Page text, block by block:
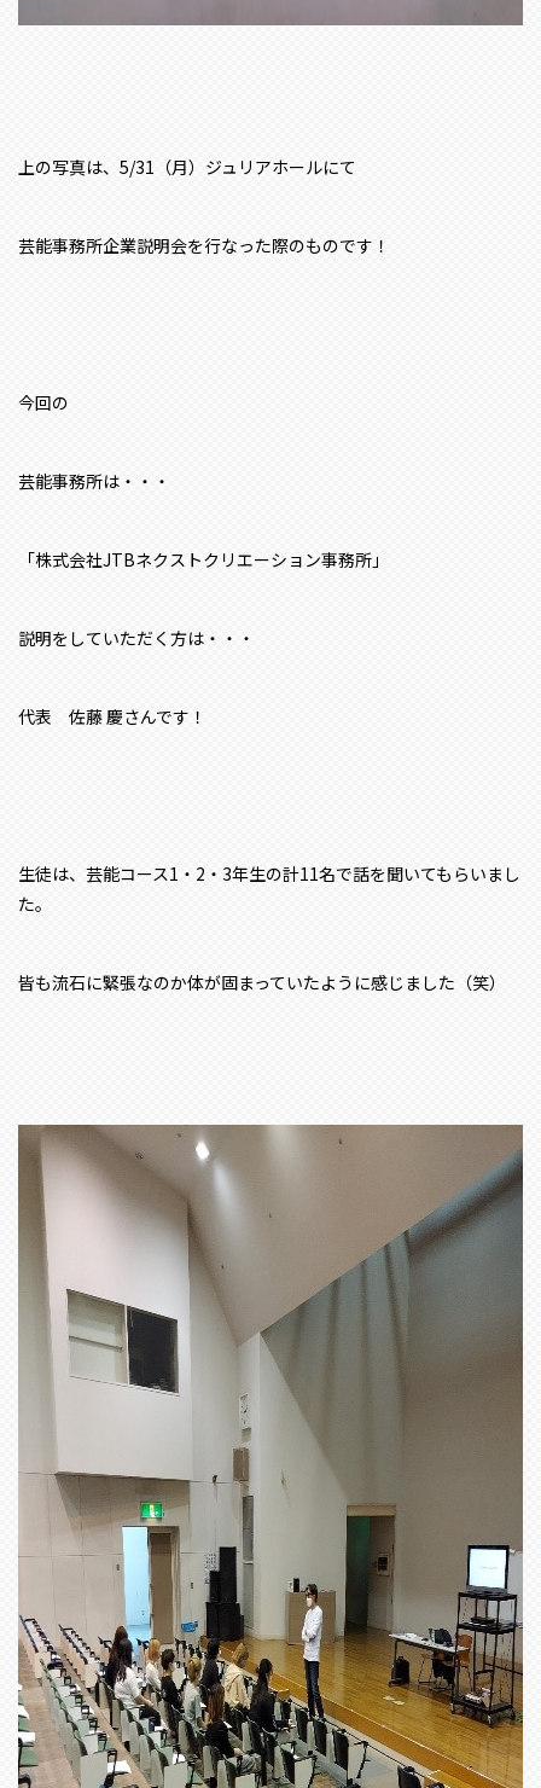
上の写真は、5/31（月）ジュリアホールにて
芸能事務所企業説明会を行なった際のものです！
今回の
芸能事務所は・・・
「株式会社JTBネクストクリエーション事務所」
説明をしていただく方は・・・
代表 佐藤 慶さんです！
生徒は、芸能コース1・2・3年生の計11名で話を聞いてもらいまし
た。
皆も流石に緊張なのか体が固まっていたように感じました（笑）